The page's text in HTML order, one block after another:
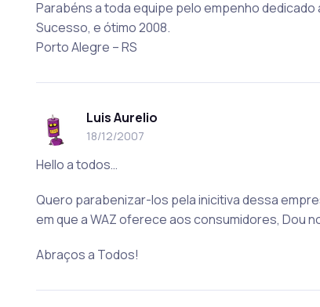
Parabéns a toda equipe pelo empenho dedicado
Sucesso, e ótimo 2008.
Porto Alegre – RS
Luis Aurelio
18/12/2007
Hello a todos…
Quero parabenizar-los pela inicitiva dessa
em que a WAZ oferece aos consumidores, Dou
Abraços a Todos!